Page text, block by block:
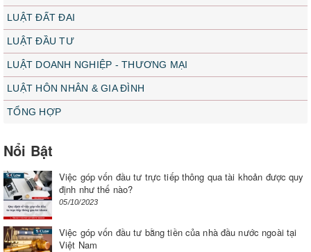
LUẬT ĐẤT ĐAI
LUẬT ĐẦU TƯ
LUẬT DOANH NGHIỆP - THƯƠNG MẠI
LUẬT HÔN NHÂN & GIA ĐÌNH
TỔNG HỢP
Nổi Bật
Việc góp vốn đầu tư trực tiếp thông qua tài khoản được quy
định như thế nào?
05/10/2023
Việc góp vốn đầu tư bằng tiền của nhà đầu nước ngoài tại
Việt Nam